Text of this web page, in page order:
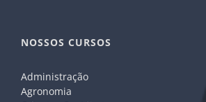
NOSSOS CURSOS
Administração
Agronomia